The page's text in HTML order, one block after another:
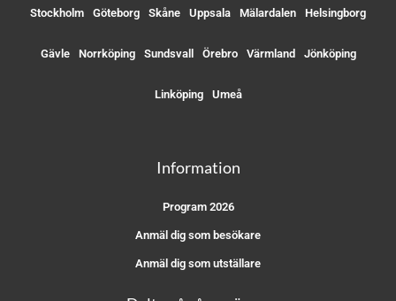
Stockholm Göteborg Skåne Uppsala Mälardalen Helsingborg
Gävle Norrköping Sundsvall Örebro Värmland Jönköping
Linköping Umeå
Information
Program 2026
Anmäl dig som besökare
Anmäl dig som utställare